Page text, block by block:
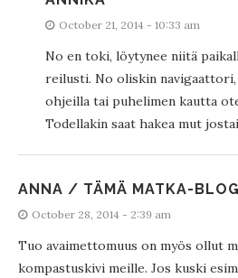
October 21, 2014 - 10:33 am
No en toki, löytynee niitä
reilusti. No oliskin
ohjeilla tai puhelimen kautta
Todellakin saat hakea mut
ANNA / TÄMÄ MATKA-
October 28, 2014 - 2:39 am
Tuo avaimettomuus on myös ollut
kompastuskivi meille. Jos kuski